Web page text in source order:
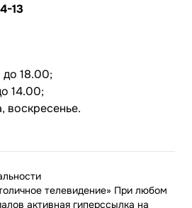
13
18.00;
14.00;
воскресенье.
телевидение» При любом
активная гиперссылка на